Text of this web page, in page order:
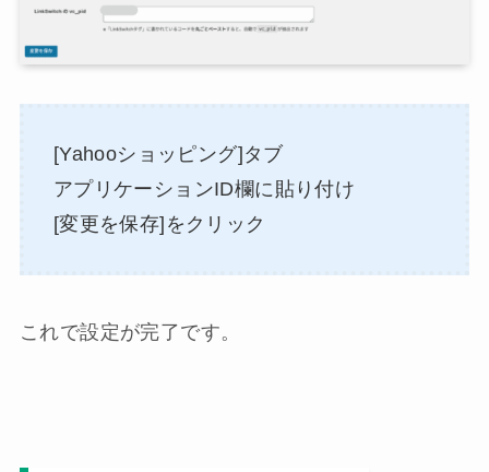
[Yahooショッピング]タブ
アプリケーションID欄に貼り付け
[変更を保存]をクリック
これで設定が完了です。